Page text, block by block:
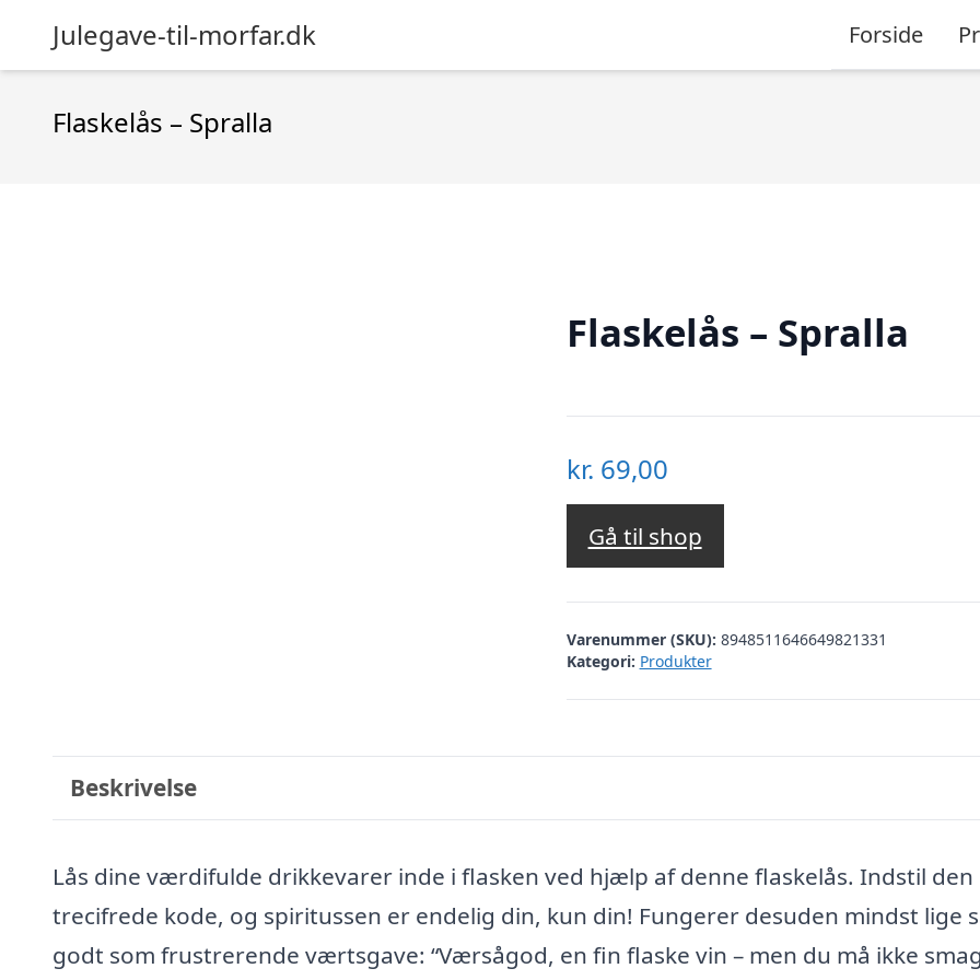
Julegave-til-morfar.dk Forside
Flaskelås – Spralla
Flaskelås – Spralla
kr. 69,00
Gå til shop
Varenummer (SKU): 8948511646649821331
Kategori: Produkter
Beskrivelse
Lås dine værdifulde drikkevarer inde i flasken ved hjælp af denne flaskelås. Indstil den
trecifrede kode, og spiritussen er endelig din, kun din! Fungerer desuden mindst lige
godt som frustrerende værtsgave: “Værsågod, en fin flaske vin – men du må ikke